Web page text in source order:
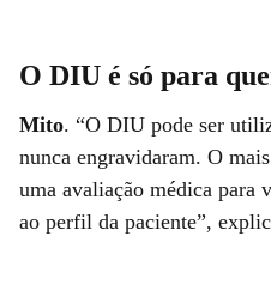
O DIU é só para
Mito. “O DIU pode ser
nunca engravidaram. O
uma avaliação médica para
ao perfil da paciente”,